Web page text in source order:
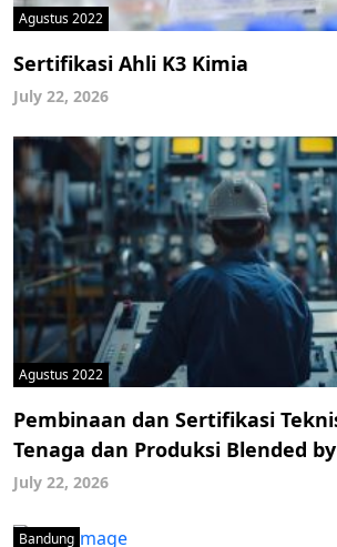
Agustus 2022
Sertifikasi Ahli K3 Kimia
July 22, 2026
Agustus 2022
Pembinaan dan Sertifikasi
Tenaga dan Produksi Blended by
July 22, 2026
Bandung